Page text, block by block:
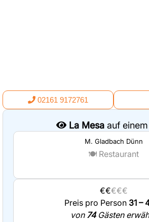
02161 9172761
La Mesa auf
M. Gladbach Dünn
🍽️ Restaurant
€€€€€
Preis pro Person 31 –
von 74Gästen